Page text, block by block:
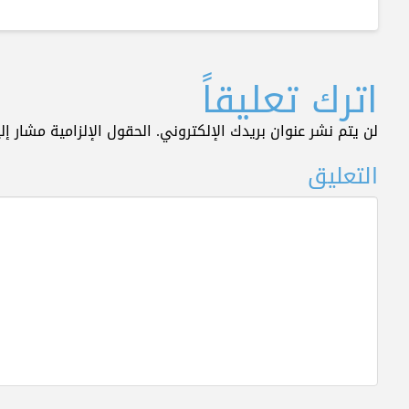
اترك تعليقاً
لن يتم نشر عنوان بريدك الإلكتروني. الحقول الإلزامية مشار
التعليق